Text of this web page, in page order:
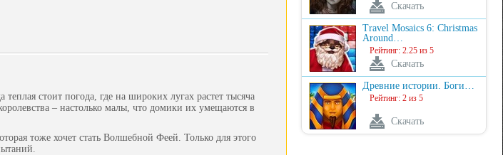
стоит погода, где на широких лугах растет тысяча
– настолько малы, что домики их умещаются в
тоже хочет стать Волшебной Феей. Только для этого
Скачать
Travel Mosaics 6: Christmas
Around…
Рейтинг: 2.25 из 5
Скачать
Древние истории. Боги…
Рейтинг: 2 из 5
Скачать